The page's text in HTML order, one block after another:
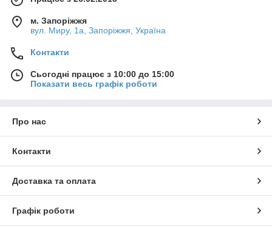
м. Запоріжжя
вул. Миру, 1а, Запоріжжя, Україна
Контакти
Сьогодні працює з 10:00 до 15:00
Показати весь графік роботи
Про нас
Контакти
Доставка та оплата
Графік роботи